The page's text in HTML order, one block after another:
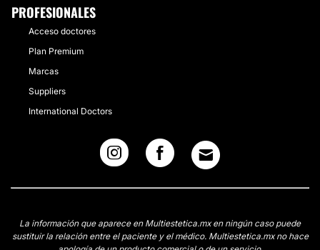
PROFESIONALES
Acceso doctores
Plan Premium
Marcas
Suppliers
International Doctors
La información que aparece en Multiestetica.mx en ningún caso puede
sustituir la relación entre el paciente y el médico. Multiestetica.mx no hace